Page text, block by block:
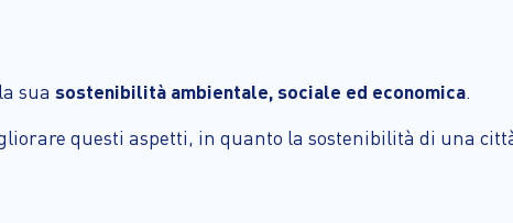
sua sostenibilità ambientale, sociale ed economica.
questi aspetti, in quanto la sostenibilità di una